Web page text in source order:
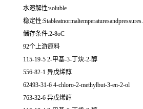
水溶解性:soluble
稳定性:Stableatnormaltemperaturesandpressures.
储存条件:2-8oC
92个上游原料
115-19-5 2-甲基-3-丁炔-2-醇
556-82-1 异戊烯醇
62493-31-6 4-chloro-2-methylbut-3-en-2-ol
763-32-6 异戊烯醇